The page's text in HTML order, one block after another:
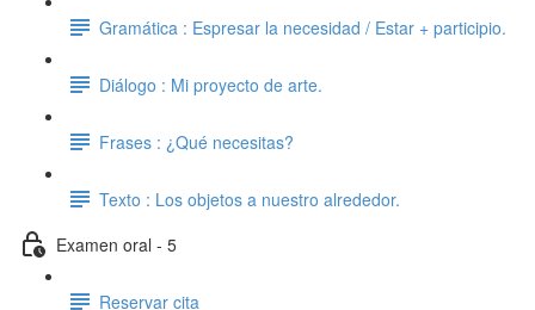
Gramática : Espresar la necesidad / Estar + participio.
Diálogo : Mi proyecto de arte.
Frases : ¿Qué necesitas?
Texto : Los objetos a nuestro alrededor.
Examen oral - 5
Reservar cita